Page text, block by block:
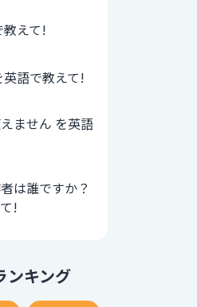
教えて!
語で教えて!
ません を英語
は誰ですか？
!
ンキング